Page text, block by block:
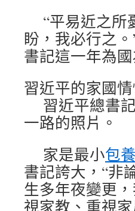
“平易近之所
盼，我必行之
書記這一年為
習近平的家國
習近平總書
一路的照片。
家是最小包
書記誇大，“非
生多年夜變更
視家教、重視